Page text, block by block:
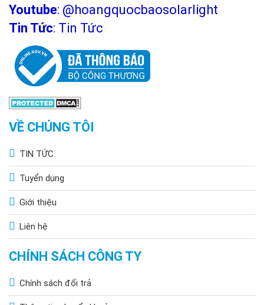
Youtube: @hoangquocbaosolarlight
Tin Tức: Tin Tức
VỀ CHÚNG TÔI
TIN TỨC
Tuyển dụng
Giới thiệu
Liên hệ
CHÍNH SÁCH CÔNG TY
Chính sách đổi trả